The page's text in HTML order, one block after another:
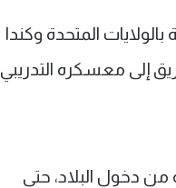
المتحدة وكندا
يونيو، قبل انتقال الفريق إلى معسكره التدريبي
دخول البلاد، حتى